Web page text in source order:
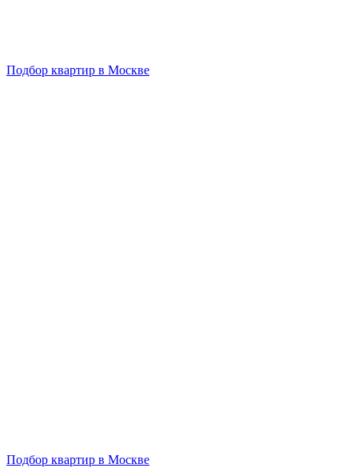
Подбор квартир в Москве
Подбор квартир в Москве